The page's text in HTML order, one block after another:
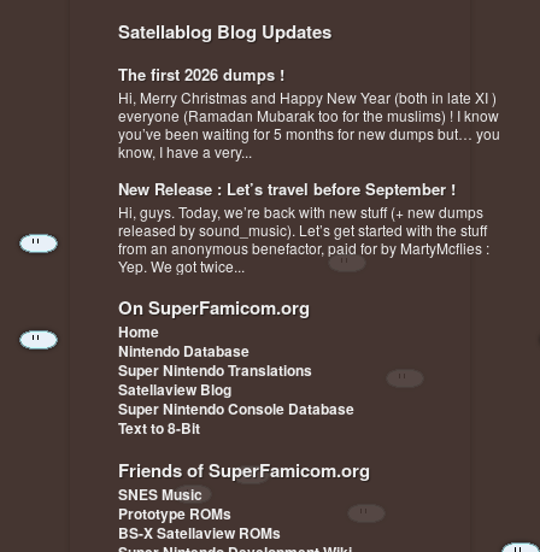
Satellablog Blog Updates
The first 2026 dumps !
Hi, Merry Christmas and Happy New Year (both in late XI )
everyone (Ramadan Mubarak too for the muslims) ! I know
you’ve been waiting for 5 months for new dumps but… you
know, I have a very...
New Release : Let’s travel before September !
Hi, guys. Today, we’re back with new stuff (+ new dumps
released by sound_music). Let’s get started with the stuff
from an anonymous benefactor, paid for by MartyMcflies :
Yep. We got twice...
On SuperFamicom.org
Home
Nintendo Database
Super Nintendo Translations
Satellaview Blog
Super Nintendo Console Database
Text to 8-Bit
Friends of SuperFamicom.org
SNES Music
Prototype ROMs
BS-X Satellaview ROMs